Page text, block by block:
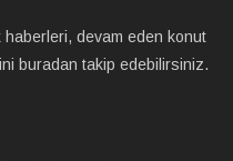
devam eden konut
buradan takip edebilirsiniz.